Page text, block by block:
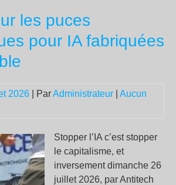
un
les puces
pour IA fabriquées
2026 | ParAdministrateur
Aucun
Stopper l’IA c’est stopper
le capitalisme, et
inversement dimanche 26
juillet 2026, par Antitech